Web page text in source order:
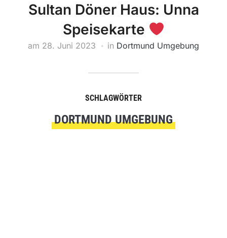
Sultan Döner Haus: Unna
Speisekarte
am 28. Juni 2023 in Dortmund Umgebung
SCHLAGWÖRTER
DORTMUND UMGEBUNG